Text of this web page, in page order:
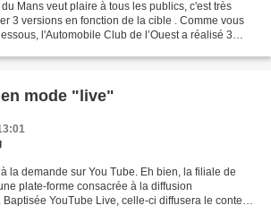
Mans veut plaire à tous les publics, c'est très
3 versions en fonction de la cible . Comme vous
l'Automobile Club de l’Ouest a réalisé 3
mode "live"
la demande sur You Tube. Eh bien, la filiale de
plate-forme consacrée à la diffusion
Baptisée YouTube Live, celle-ci diffusera le contenu